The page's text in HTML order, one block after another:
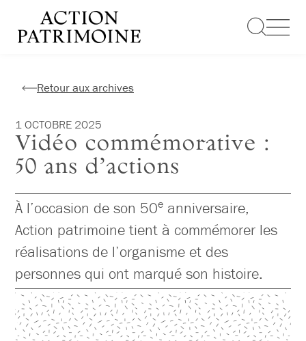
contenu
Retour aux archives
1 OCTOBRE 2025
Vidéo commémorative :
50 ans d’actions
À l’occasion de son 50e anniversaire,
Action patrimoine tient à commémorer les
réalisations de l’organisme et des
personnes qui ont marqué son histoire.